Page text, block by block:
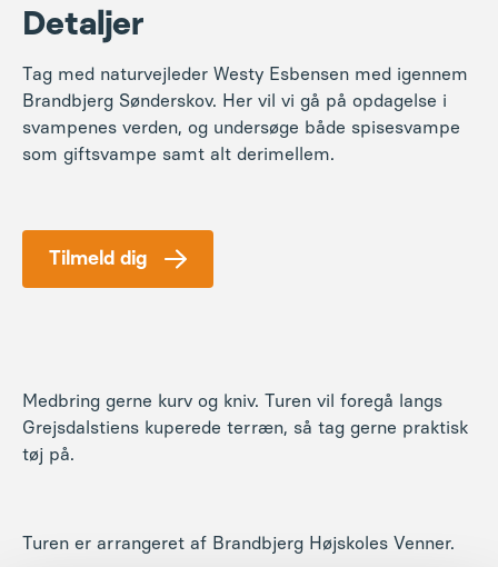
Detaljer
Tag med naturvejleder Westy Esbensen med igennem
Brandbjerg Sønderskov. Her vil vi gå på opdagelse i
svampenes verden, og undersøge både spisesvampe
som giftsvampe samt alt derimellem.
Tilmeld dig
Medbring gerne kurv og kniv. Turen vil foregå langs
Grejsdalstiens kuperede terræn, så tag gerne praktisk
tøj på.
Turen er arrangeret af Brandbjerg Højskoles Venner.